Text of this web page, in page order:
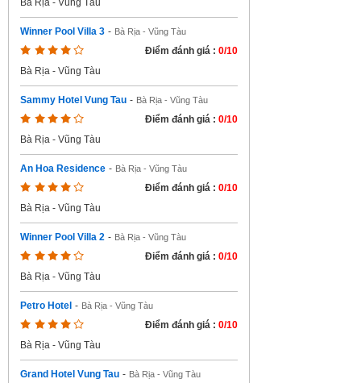
Bà Rịa - Vũng Tàu
Winner Pool Villa 3 - Bà Rịa - Vũng Tàu
Điểm đánh giá : 0/10
Bà Rịa - Vũng Tàu
Sammy Hotel Vung Tau - Bà Rịa - Vũng Tàu
Điểm đánh giá : 0/10
Bà Rịa - Vũng Tàu
An Hoa Residence - Bà Rịa - Vũng Tàu
Điểm đánh giá : 0/10
Bà Rịa - Vũng Tàu
Winner Pool Villa 2 - Bà Rịa - Vũng Tàu
Điểm đánh giá : 0/10
Bà Rịa - Vũng Tàu
Petro Hotel - Bà Rịa - Vũng Tàu
Điểm đánh giá : 0/10
Bà Rịa - Vũng Tàu
Grand Hotel Vung Tau - Bà Rịa - Vũng Tàu